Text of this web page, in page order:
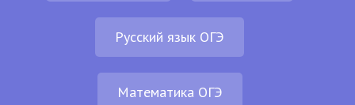
Русский язык ОГЭ
Математика ОГЭ